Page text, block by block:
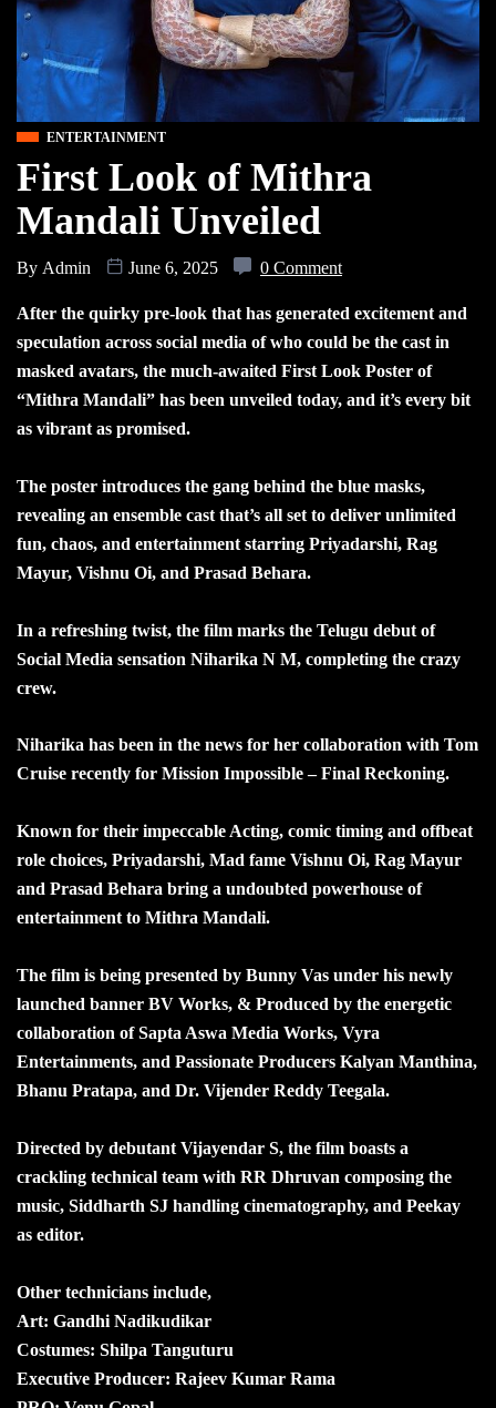
ENTERTAINMENT
First Look of Mithra
Mandali Unveiled
By Admin June 6, 2025 0 Comment
After the quirky pre-look that has generated excitement and
speculation across social media of who could be the cast in
masked avatars, the much-awaited First Look Poster of
“Mithra Mandali” has been unveiled today, and it’s every bit
as vibrant as promised.
The poster introduces the gang behind the blue masks,
revealing an ensemble cast that’s all set to deliver unlimited
fun, chaos, and entertainment starring Priyadarshi, Rag
Mayur, Vishnu Oi, and Prasad Behara.
In a refreshing twist, the film marks the Telugu debut of
Social Media sensation Niharika N M, completing the crazy
crew.
Niharika has been in the news for her collaboration with Tom
Cruise recently for Mission Impossible – Final Reckoning.
Known for their impeccable Acting, comic timing and offbeat
role choices, Priyadarshi, Mad fame Vishnu Oi, Rag Mayur
and Prasad Behara bring a undoubted powerhouse of
entertainment to Mithra Mandali.
The film is being presented by Bunny Vas under his newly
launched banner BV Works, & Produced by the energetic
collaboration of Sapta Aswa Media Works, Vyra
Entertainments, and Passionate Producers Kalyan Manthina,
Bhanu Pratapa, and Dr. Vijender Reddy Teegala.
Directed by debutant Vijayendar S, the film boasts a
crackling technical team with RR Dhruvan composing the
music, Siddharth SJ handling cinematography, and Peekay
as editor.
Other technicians include,
Art: Gandhi Nadikudikar
Costumes: Shilpa Tanguturu
Executive Producer: Rajeev Kumar Rama